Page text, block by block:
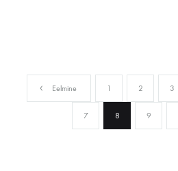
Eelmine 1 2 3
7 8 9